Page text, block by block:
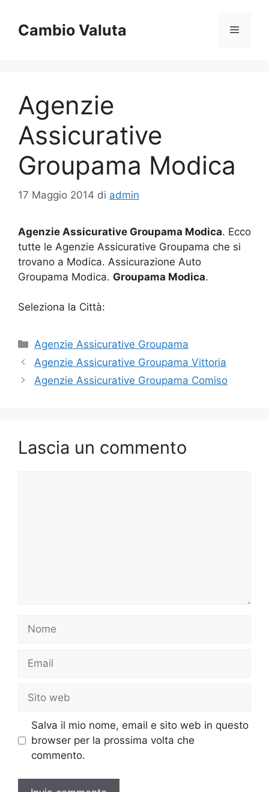
contenuto
Cambio Valuta Menu
Agenzie
Assicurative
Groupama Modica
17 Maggio 2014 di admin
Agenzie Assicurative Groupama Modica. Ecco
tutte le Agenzie Assicurative Groupama che si
trovano a Modica. Assicurazione Auto
Groupama Modica. Groupama Modica.
Seleziona la Città:
Categorie
Agenzie Assicurative Groupama
Agenzie Assicurative Groupama Vittoria
Agenzie Assicurative Groupama Comiso
Lascia un commento
Nome
Email
Sito
web
Salva il mio nome, email e sito web in questo
browser per la prossima volta che
commento.